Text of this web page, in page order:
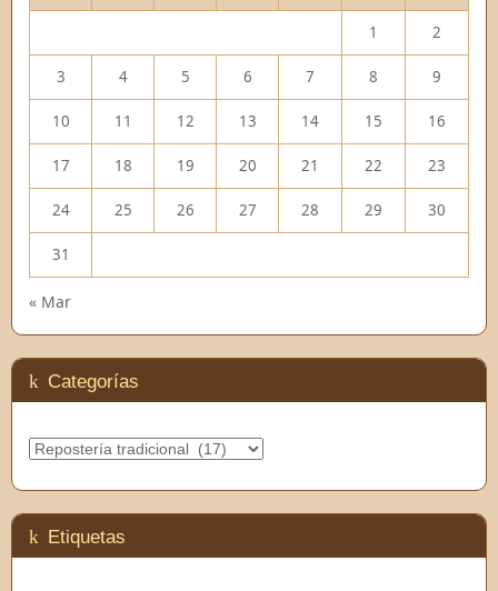
1 2
3 4 5 6 7 8 9
10 11 12 13 14 15 16
17 18 19 20 21 22 23
24 25 26 27 28 29 30
31
« Mar
Categorías
Categorías
Etiquetas